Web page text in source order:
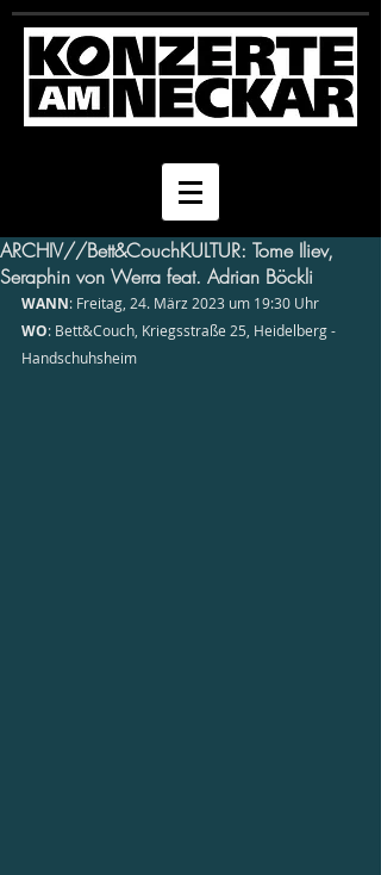
ARCHIV//Bett&CouchKULTUR: Tome Iliev,
Seraphin von Werra feat. Adrian Böckli
WANN: Freitag, 24. März 2023 um 19:30 Uhr
WO: Bett&Couch, Kriegsstraße 25, Heidelberg -
Handschuhsheim